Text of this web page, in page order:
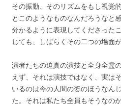
その振動、そのリズムをもし視覚
とこのようなものなんだろうなと
分かるように表現してくださった
じても、しばらくその二つの場面
演者たちの迫真の演技と全身全霊
えず、それは演技ではなく、実は
いるのは今の人間の姿のほうなん
た。それは私たち全員もそうなの